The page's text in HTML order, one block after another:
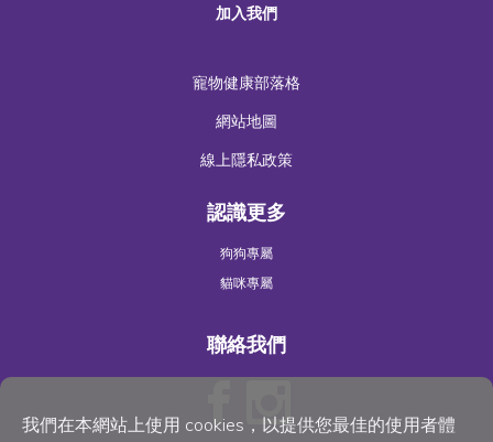
我們在本網站上使用 cookies，以提供您最佳的使用者體
加入我們
寵物健康部落格
網站地圖
線上隱私政策
認識更多
狗狗專屬
貓咪專屬
聯絡我們